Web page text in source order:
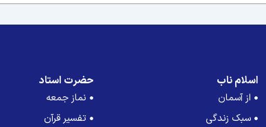
اسلام ناب
از آسمان
سبک زندگی
حضرت استاد
نماز جمعه
تفسیر قرآن